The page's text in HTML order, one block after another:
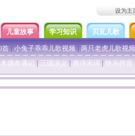
设为主
儿童故事 学习知识 贝瓦儿歌
首|小兔子乖乖儿歌视频|两只老虎儿歌视频
木偶奇遇记 三国演义 唐诗宋词 快乐拼音